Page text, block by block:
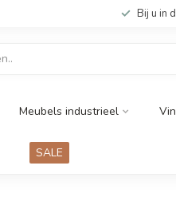
Bij u in
Meubels industrieel
SALE